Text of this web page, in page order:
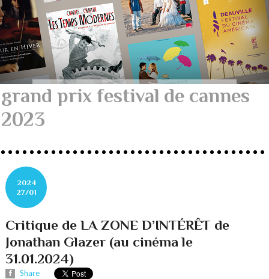
grand prix festival de cannes
2023
2024
27/01
Critique de LA ZONE D’INTÉRÊT de
Jonathan Glazer (au cinéma le
31.01.2024)
Share